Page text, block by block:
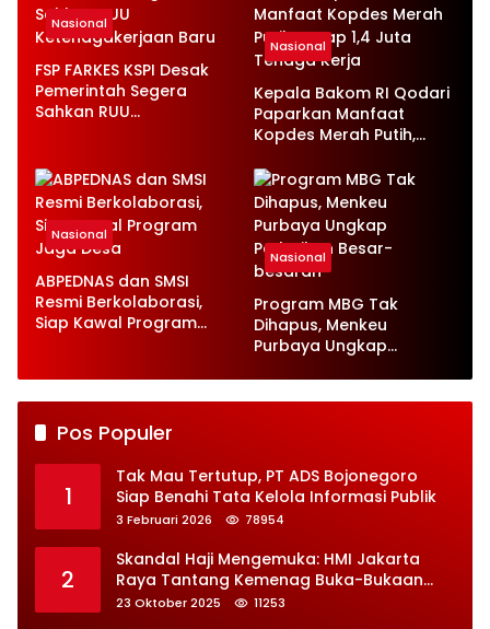
Nasional
FSP FARKES KSPI Desak
Pemerintah Segera
Sahkan RUU
Nasional
Kepala Bakom RI Qodari
Paparkan Manfaat
Kopdes Merah Putih,
Kerja
Nasional
ABPEDNAS dan SMSI
Resmi Berkolaborasi,
Siap Kawal Program
Nasional
Program MBG Tak
Dihapus, Menkeu
Purbaya Ungkap
besaran
Pos Populer
1
Tak Mau Tertutup, PT ADS Bojonegoro
Siap Benahi Tata Kelola Informasi Publik
3 Februari 2026 78954
2
Skandal Haji Mengemuka: HMI Jakarta
Raya Tantang Kemenag Buka-Bukaan
Soal Kontrak Syarekah Bermasalah
23 Oktober 2025 11253